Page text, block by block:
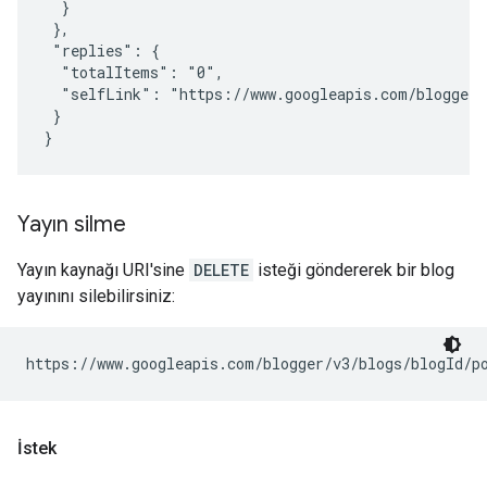
  }
},
"replies": {
  "totalItems": "0",
"selfLink": "https://www.googleapis.com/
}
Yayın silme
Yayın kaynağı URI'sine DELETE isteği göndererek bir blog
yayınını silebilirsiniz:
https://www.googleapis.com/blogger/v3/blogs/blogId/
İstek